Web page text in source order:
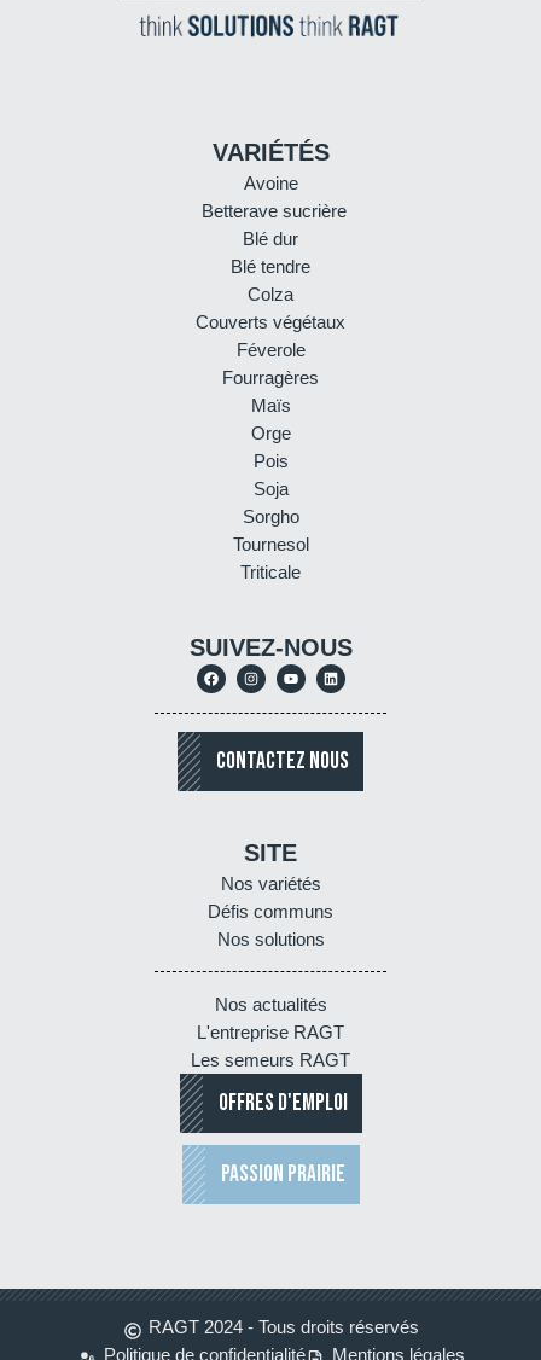
VARIÉTÉS
Avoine
Betterave sucrière
Blé dur
Blé tendre
Colza
Couverts végétaux
Féverole
Fourragères
Maïs
Orge
Pois
Soja
Sorgho
Tournesol
Triticale
SUIVEZ-NOUS
CONTACTEZ NOUS
SITE
Nos variétés
Défis communs
Nos solutions
Nos actualités
L'entreprise RAGT
Les semeurs RAGT
OFFRES D'EMPLOI
PASSION PRAIRIE
RAGT 2024 - Tous droits réservés
Politique de confidentialité
Mentions légales